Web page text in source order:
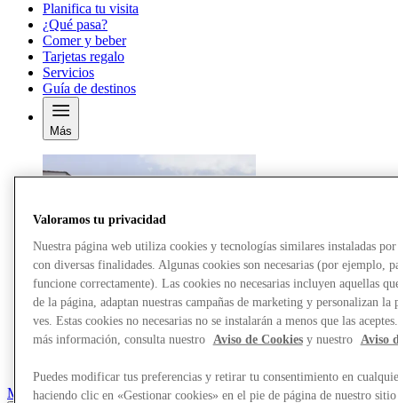
Planifica tu visita
¿Qué pasa?
Comer y beber
Tarjetas regalo
Servicios
Guía de destinos
Más
Marcas
Valoramos tu privacidad
Nuestra página web utiliza cookies y tecnologías similares instaladas
con diversas finalidades. Algunas cookies son necesarias (por ejemplo,
funcione correctamente). Las cookies no necesarias incluyen aquellas
de la página, adaptan nuestras campañas de marketing y personalizan la
ves. Estas cookies no necesarias no se instalarán a menos que las
más información, consulta nuestro
Aviso de Cookiesy nuestro Aviso
Puedes modificar tus preferencias y retirar tu consentimiento en
haciendo clic en «Gestionar cookies» en el pie de página de nuestro